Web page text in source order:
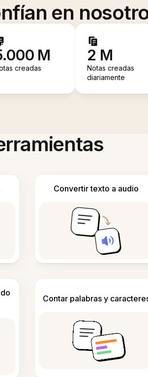
en
M
creadas
2 M
Notas creadas
diariamente
Convertir texto a audio
Contar palabras y